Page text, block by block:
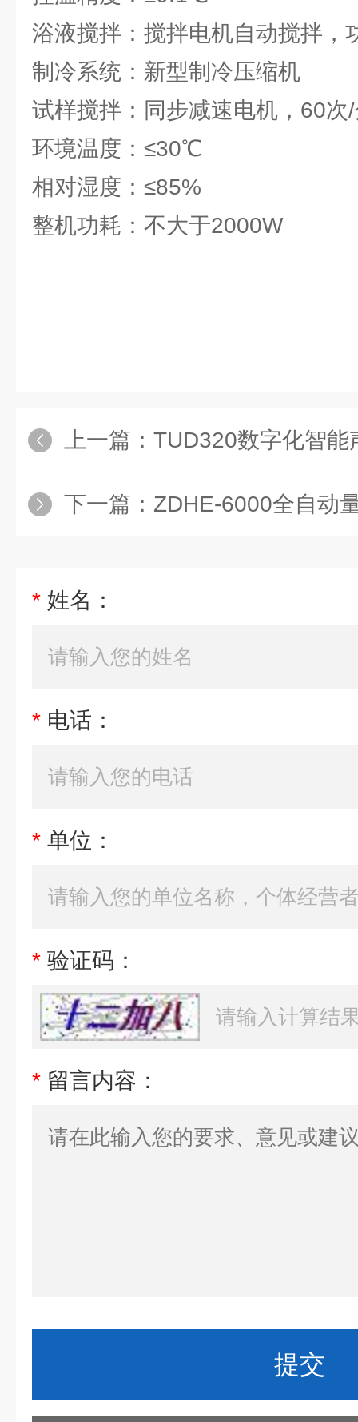
浴液搅拌：搅拌电机自动搅拌，
制冷系统：新型制冷压缩机
试样搅拌：同步减速电机，60次
环境温度：≤30℃
相对湿度：≤85%
整机功耗：不大于2000W
上一篇： TUD320数字化智能
下一篇： ZDHE-6000全自动
* 姓名：
* 电话：
* 单位：
* 验证码：
* 留言内容：